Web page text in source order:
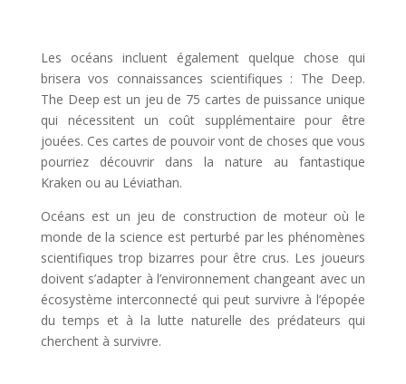
Les océans incluent également quelque chose qui
brisera vos connaissances scientifiques : The Deep.
The Deep est un jeu de 75 cartes de puissance unique
qui nécessitent un coût supplémentaire pour être
jouées. Ces cartes de pouvoir vont de choses que vous
pourriez découvrir dans la nature au fantastique
Kraken ou au Léviathan.
Océans est un jeu de construction de moteur où le
monde de la science est perturbé par les phénomènes
scientifiques trop bizarres pour être crus. Les joueurs
doivent s’adapter à l’environnement changeant avec un
écosystème interconnecté qui peut survivre à l’épopée
du temps et à la lutte naturelle des prédateurs qui
cherchent à survivre.